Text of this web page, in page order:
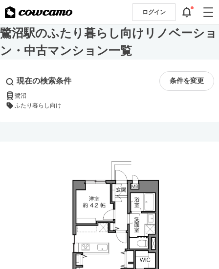
ログイン
鷺沼駅のふたり暮らし向けリノベーショ
ン・中古マンション一覧
現在の検索条件 条件を変更
鷺沼
ふたり暮らし向け